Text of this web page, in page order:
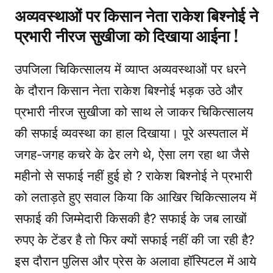
अव्यवस्थाओं पर किसान नेता राकेश बिश्नोई ने
प्रभारी नीरज सुखीजा को दिखाया आईना !
उपजिला चिकित्सालय में व्याप्त अव्यवस्थाओं पर धरने
के दौरान किसान नेता राकेश बिश्नोई भड़क उठे और
प्रभारी नीरज सुखीजा को साथ ले जाकर चिकित्सालय
की सफाई व्यवस्था का हाल दिखाया। पूरे अस्पताल में
जगह-जगह कचरे के ढेर लगे थे, ऐसा लग रहा था जैसे
महीनो से सफाई नहीं हुई हो ? राकेश बिश्नोई ने प्रभारी
को लताड़ते हुए सवाल किया कि आखिर चिकित्सालय में
सफाई की जिम्मेदारी किसकी है? सफाई के जब लाखों
रुपए के टेंडर है तो फिर क्यों सफाई नहीं की जा रही है?
इस दौरान पुलिस और प्रेस के अलावा हॉस्पिटल में आये